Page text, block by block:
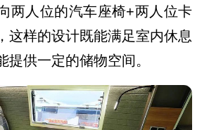
两人位的汽车座椅+两人位卡
这样的设计既能满足室内休息
提供一定的储物空间。